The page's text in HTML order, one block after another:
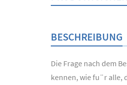
BESCHREIBUNG
Die Frage nach dem
kennen, wie fu¨r alle,